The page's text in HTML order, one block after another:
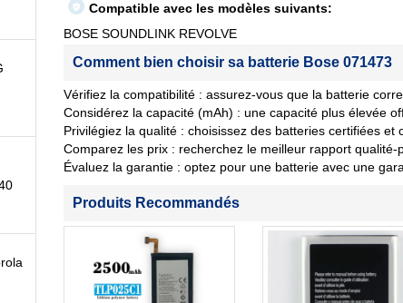
Compatible avec les modèles suivants:
BOSE SOUNDLINK REVOLVE
Comment bien choisir sa batterie Bose 071473
Vérifiez la compatibilité : assurez-vous que la batterie
Considérez la capacité (mAh) : une capacité plus élevée
Privilégiez la qualité : choisissez des batteries certifiées et
Comparez les prix : recherchez le meilleur rapport qualité-
Évaluez la garantie : optez pour une batterie avec une
Produits Recommandés